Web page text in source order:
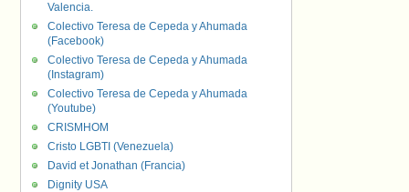
Valencia.
Colectivo Teresa de Cepeda y Ahumada
(Facebook)
Colectivo Teresa de Cepeda y Ahumada
(Instagram)
Colectivo Teresa de Cepeda y Ahumada
(Youtube)
CRISMHOM
Cristo LGBTI (Venezuela)
David et Jonathan (Francia)
Dignity USA